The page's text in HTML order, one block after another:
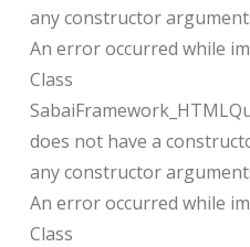
any constructor
An error occurred while
Class
does not have a
any constructor
An error occurred while
Class